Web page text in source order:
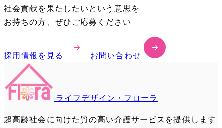
社会貢献を果たしたいという意思を
お持ちの方、ぜひご応募ください
採用情報を見る お問い合わせ
ライフデザイン・フローラ
超高齢社会に向けた質の高い介護サービスを提供します